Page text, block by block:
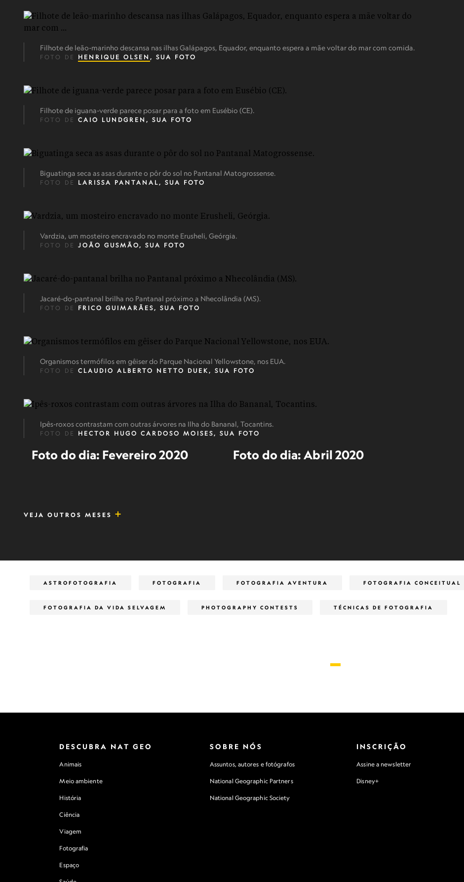
Filhote de leão-marinho descansa nas ilhas Galápagos, Equador, enquanto espera a mãe voltar do mar com comida.
FOTO DE HENRIQUE OLSEN , SUA FOTO
Filhote de iguana-verde parece posar para a foto em Eusébio (CE).
FOTO DE CAIO LUNDGREN, SUA FOTO
Biguatinga seca as asas durante o pôr do sol no Pantanal Matogrossense.
FOTO DE LARISSA PANTANAL, SUA FOTO
Vardzia, um mosteiro encravado no monte Erusheli, Geórgia.
FOTO DE JOÃO GUSMÃO, SUA FOTO
Jacaré-do-pantanal brilha no Pantanal próximo a Nhecolândia (MS).
FOTO DE FRICO GUIMARÃES, SUA FOTO
Organismos termófilos em gêiser do Parque Nacional Yellowstone, nos EUA.
FOTO DE CLAUDIO ALBERTO NETTO DUEK, SUA FOTO
Ipês-roxos contrastam com outras árvores na Ilha do Bananal, Tocantins.
FOTO DE HECTOR HUGO CARDOSO MOISES, SUA FOTO
Foto do dia: Fevereiro 2020 Foto do dia: Abril 2020
VEJA OUTROS MESES
ASTROFOTOGRAFIA FOTOGRAFIA FOTOGRAFIA AVENTURA FOTOGRAFIA CONCEITUAL
FOTOGRAFIA DA VIDA SELVAGEM PHOTOGRAPHY CONTESTS TÉCNICAS DE FOTOGRAFIA
DESCUBRA NAT GEO
Animais
Meio ambiente
História
Ciência
Viagem
Fotografia
Espaço
SOBRE NÓS
Assuntos, autores e fotógrafos
National Geographic Partners
National Geographic Society
INSCRIÇÃO
Assine a newsletter
Disney+